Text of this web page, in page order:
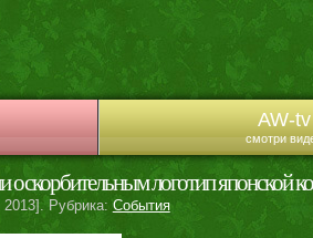
AW-tv
смотри
оскорбительным логотип японской
Рубрика: События